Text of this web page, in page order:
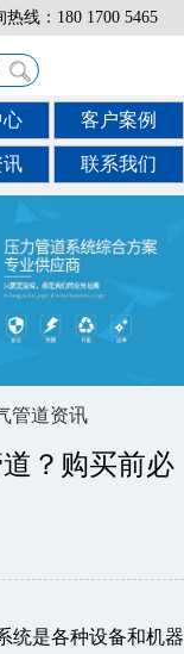
热线：180 1700 5465
心 客户案例
讯 联系我们
管道资讯
？购买前必
统是各种设备和机器